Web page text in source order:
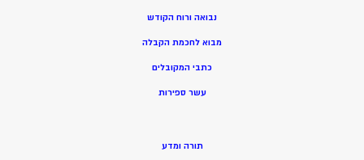
נבואה ורוח הקודש
מבוא לחכמת הקבלה
כתבי המקובלים
עשר ספירות
תורה ומדע